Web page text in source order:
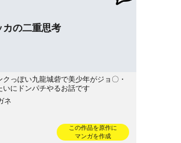
カの二重思考
クっぽい九龍城砦で美少年がジョ〇・
いにドンパチやるお話です
ネ
この作品を原作に
マンガを作成